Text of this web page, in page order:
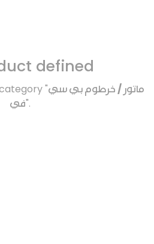
defined
"ماتور / خرطوم بي سي
في".